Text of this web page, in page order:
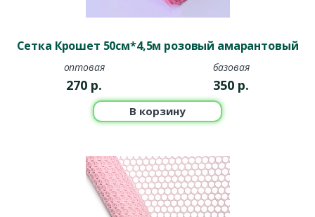
Сетка Крошет 50см*4,5м розовый амарантовый
оптовая
270 р.
базовая
350 р.
В корзину